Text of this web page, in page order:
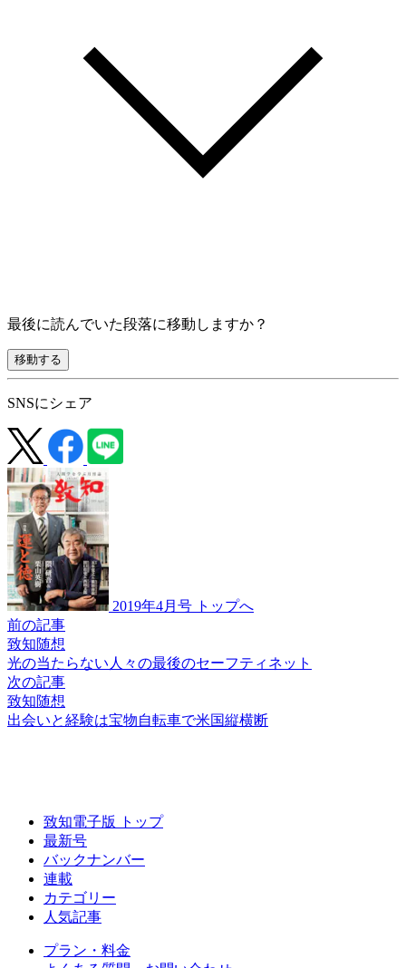
最後に読んでいた段落に移動しますか？
移動する
SNSにシェア
2019年4月号 トップへ
前の記事
致知随想
光の当たらない人々の最後のセーフティネット
次の記事
致知随想
出会いと経験は宝物自転車で米国縦横断
致知電子版 トップ
最新号
バックナンバー
連載
カテゴリー
人気記事
プラン・料金